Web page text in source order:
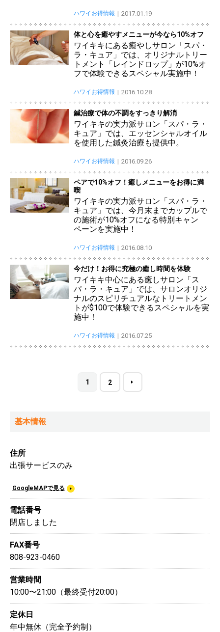
ハワイお得情報 2017.01.19
体と心を癒やすメニューが今なら10%オフ
ワイキキにある癒やしサロン「スパ・
ラ・キュア」では、オリジナルトリー
トメント「レインドロップ」が10%オ
フで体験できるスペシャル実施中！
ハワイお得情報 2016.10.28
鍼治療で体の不調をすっきり解消
ワイキキの実力派サロン「スパ・ラ・
キュア」では、エッセンシャルオイル
を使用した鍼灸治療も提供中。
ハワイお得情報 2016.09.26
ペアで10%オフ！癒しメニューをお得に満
喫
ワイキキの実力派サロン「スパ・ラ・
キュア」では、今月末までカップルで
の施術が10%オフになる特別キャン
ペーンを実施中！
ハワイお得情報 2016.08.10
今だけ！お得に究極の癒し時間を体験
ワイキキ中心にある癒しサロン「ス
パ・ラ・キュア」では、サロンオリジ
ナルのスピリチュアルなトリートメン
トが$100で体験できるスペシャルを実
施中！
ハワイお得情報 2016.07.25
1 2
基本情報
住所
出張サービスのみ
GoogleMAPで見る
電話番号
閉店しました
FAX番号
808-923-0460
営業時間
10:00〜21:00（最終受付20:00）
定休日
年中無休（完全予約制）